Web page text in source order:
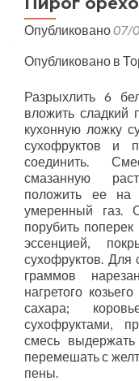
Опубликовано07/
Опубликовано в
Разрыхлить 6
вложить сладкий
кухонную ложку
сухофруктов и
соединить.
смазанную
положить ее
умеренный газ.
порубить
эссенцией,
сухофруктов. Для
граммов
нагретого
сахара;
сухофруктами,
смесь
перемешать с
пены.